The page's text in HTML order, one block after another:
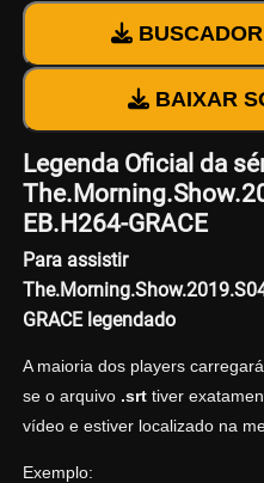
BAIXAR
Legenda Oficial da
EB.H264-GRACE
Para assistir
GRACE legendado
A maioria dos players
se o arquivo .srttiver
vídeo e estiver localizado na
Exemplo: